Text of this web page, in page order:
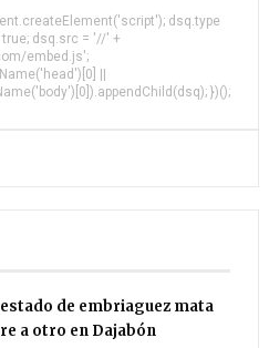
dsq.type
dsq.src = '//' +
embed.js';
||
})();
de embriaguez mata
a otro en Dajabón